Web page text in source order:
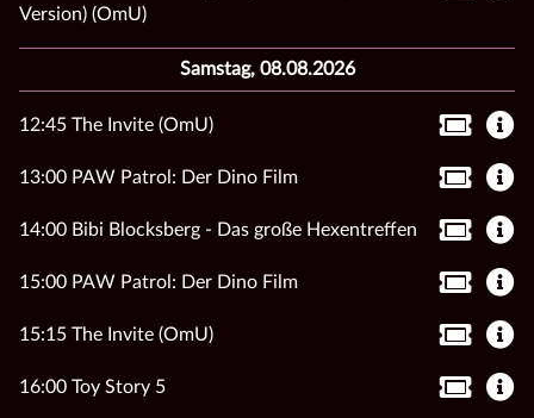
Version) (OmU)
Samstag, 08.08.2026
12:45 The Invite (OmU)
13:00 PAW Patrol: Der Dino Film
14:00 Bibi Blocksberg - Das große Hexentreffen
15:00 PAW Patrol: Der Dino Film
15:15 The Invite (OmU)
16:00 Toy Story 5